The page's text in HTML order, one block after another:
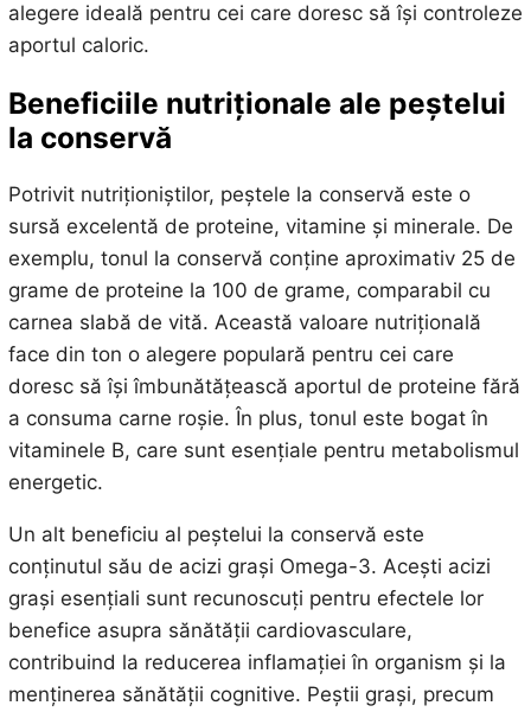
alegere ideală pentru cei care doresc să își controleze
aportul caloric.
Beneficiile nutriționale ale peștelui
la conservă
Potrivit nutriționiștilor, peștele la conservă este o
sursă excelentă de proteine, vitamine și minerale. De
exemplu, tonul la conservă conține aproximativ 25 de
grame de proteine la 100 de grame, comparabil cu
carnea slabă de vită. Această valoare nutrițională
face din ton o alegere populară pentru cei care
doresc să își îmbunătățească aportul de proteine fără
a consuma carne roșie. În plus, tonul este bogat în
vitaminele B, care sunt esențiale pentru metabolismul
energetic.
Un alt beneficiu al peștelui la conservă este
conținutul său de acizi grași Omega-3. Acești acizi
grași esențiali sunt recunoscuți pentru efectele lor
benefice asupra sănătății cardiovasculare,
contribuind la reducerea inflamației în organism și la
menținerea sănătății cognitive. Peștii grași, precum